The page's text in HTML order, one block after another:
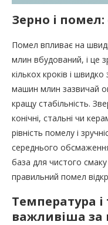
Зерно і
Помел впливає на
млин вбудований, і це
кількох кроків і
машин млин зазвичай
кращу стабільність.
конічні, стальні чи
рівність помелу і
середнього
база для чистого
правильний помел
Температура і
важливіша за